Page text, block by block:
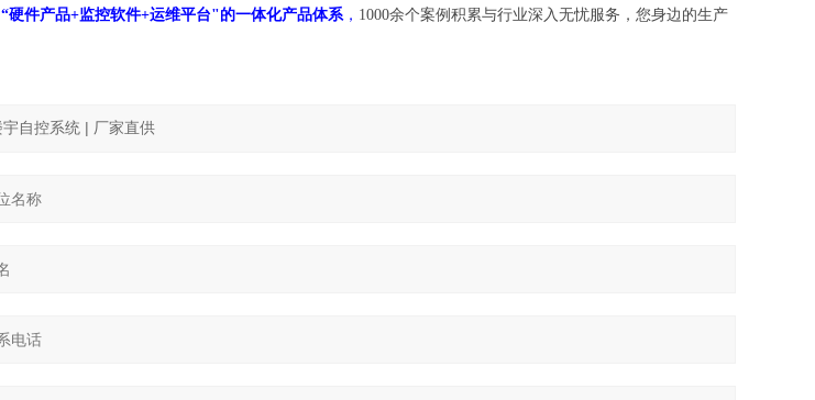
“硬件产品+监控软件+运维平台"的一体化产品体系， 1000余个案例积累与行业深入无忧服务，您身边的生产